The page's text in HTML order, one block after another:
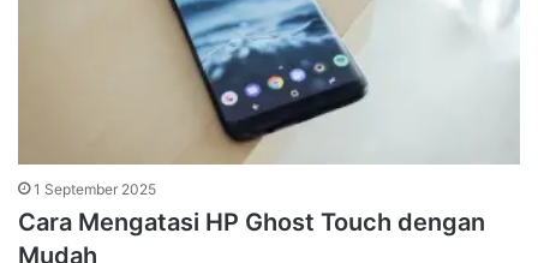
1 September 2025
Cara Mengatasi HP Ghost Touch dengan
Mudah